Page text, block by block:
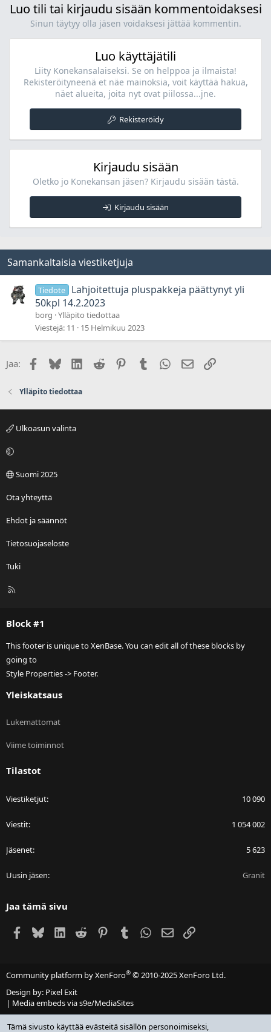
Luo tili tai kirjaudu sisään kommentoidaksesi
Sinun täytyy olla jäsen voidaksesi jättää kommentin.
Luo käyttäjätili
Liity Konekansalaiseksi. Se on helppoa ja ilmaista!
Rekisteröityneenä et näe mainoksia, voit käyttää hakua,
näet alueita, joita nyt ovat piilossa...jne.
Rekisteröidy
Kirjaudu sisään
Oletko jo Konekansan jäsen? Kirjaudu sisään tästä.
Kirjaudu sisään
Samankaltaisia viestiketjuja
Tiedote
Lahjoitettuja pluspakkeja päättynyt yli
50kpl 14.2.2023
borg Ylläpito tiedottaa
Viestejä 11 15 Helmikuu 2023
Jaa: Facebook
BlueskyLinkedIn
Reddit PinterestTumblr WhatsApp
Sähköposti
Linkki
Ylläpito tiedottaa
Ulkoasun valinta
Suomi 2025
Ota yhteyttä
Ehdot ja säännöt
Tietosuojaseloste
Tuki
R
Block #1
This footer is unique to XenBase. You can edit all of these blocks by
going to
Style Properties -> Footer.
Yleiskatsaus
Lukemattomat
Viime toiminnot
Tilastot
Viestiketjut 10 090
Viestit 1 054 002
Jäsenet 5 623
Uusin jäsen Granit
Jaa tämä sivu
Facebook
BlueskyLinkedIn
Reddit PinterestTumblr WhatsApp
Sähköposti
Linkki
Community platform by XenForo® © 2010-2025 XenForo Ltd.
Design by: Pixel Exit
| Media embeds via s9e/MediaSites
Tämä sivusto käyttää evästeitä sisällön personoimiseksi,